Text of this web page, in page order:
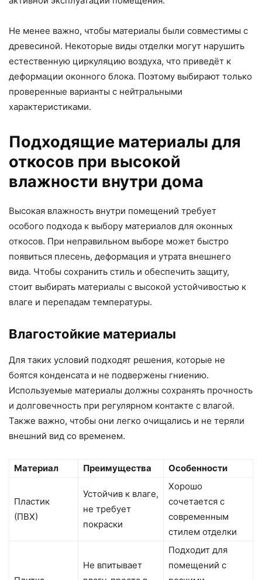
Не менее важно, чтобы материалы были совместимы с
древесиной. Некоторые виды отделки могут нарушить
естественную циркуляцию воздуха, что приведёт к
деформации оконного блока. Поэтому выбирают только
проверенные варианты с нейтральными
характеристиками.
Подходящие материалы для
откосов при высокой
влажности внутри дома
Высокая влажность внутри помещений требует
особого подхода к выбору материалов для оконных
откосов. При неправильном выборе может быстро
появиться плесень, деформация и утрата внешнего
вида. Чтобы сохранить стиль и обеспечить защиту,
стоит выбирать материалы с высокой устойчивостью к
влаге и перепадам температуры.
Влагостойкие материалы
Для таких условий подходят решения, которые не
боятся конденсата и не подвержены гниению.
Используемые материалы должны сохранять прочность
и долговечность при регулярном контакте с влагой.
Также важно, чтобы они легко очищались и не теряли
внешний вид со временем.
Материал Преимущества Особенности
Пластик
(ПВХ)
Устойчив к влаге,
не требует
покраски
Хорошо
сочетается с
современным
стилем отделки
Не впитывает
Подходит для
помещений с